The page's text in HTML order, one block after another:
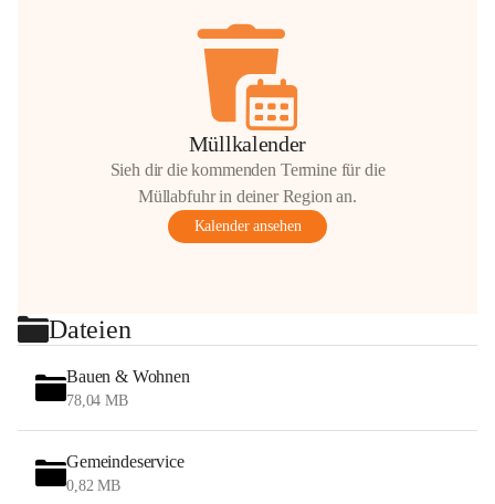
Müllkalender
Sieh dir die kommenden Termine für die
Müllabfuhr in deiner Region an.
Kalender ansehen
Dateien
Bauen & Wohnen
78,04 MB
Gemeindeservice
0,82 MB